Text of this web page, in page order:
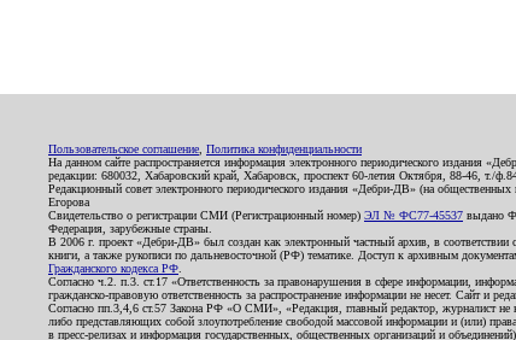
Пользовательское соглашение Политика конфиденциальности
На данном сайте распространяется информация электронного периодического
редакции: 680032, Хабаровский край, Хабаровск, проспект 60-летия Октября, 88-46, т./
Редакционный совет электронного периодического издания «Дебри-ДВ» (на
Егорова
Свидетельство о регистрации СМИ (Регистрационный номер) ЭЛ № ФС77-45537 выдано
Федерация, зарубежные страны.
В 2006 г. проект «Дебри-ДВ» был создан как электронный частный архив, в соответствии с
книги, а также рукописи по дальневосточной (РФ) тематике. Доступ к архивным
Гражданского кодекса РФ
Согласно ч.2. п.3. ст.17 «Ответственность за правонарушения в сфере информации,
гражданско-правовую ответственность за распространение информации не несет. Сайт и
Согласно пп.3,4,6 ст.57 Закона РФ «О СМИ», «Редакция, главный редактор, журналист не
либо представляющих собой злоупотребление свободой массовой информации и (или)
в пресс-релизах и информация государственных, общественных организаций и